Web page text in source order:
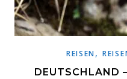
REISEN,
DEUTSCHLAND